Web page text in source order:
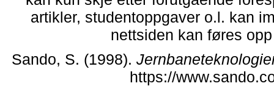
artikler, studentoppgaver o.l. kan
nettsiden kan føres
Sando, S. (1998).
https://